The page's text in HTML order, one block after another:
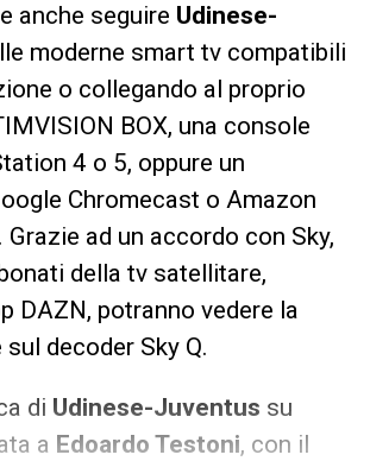
anche seguire Udinese-
moderne smart tv compatibili
o collegando al proprio
BOX, una console
4 o 5, oppure un
Chromecast o Amazon
Grazie ad un accordo con Sky,
della tv satellitare,
DAZN, potranno vedere la
decoder Sky Q.
di Udinese-Juventus su
a Edoardo Testoni, con il